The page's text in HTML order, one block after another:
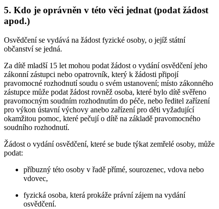
5. Kdo je oprávněn v této věci jednat (podat žádost
apod.)
Osvědčení se vydává na žádost fyzické osoby, o jejíž státní
občanství se jedná.
Za dítě mladší 15 let mohou podat žádost o vydání osvědčení jeho
zákonní zástupci nebo opatrovník, který k žádosti připojí
pravomocné rozhodnutí soudu o svém ustanovení; místo zákonného
zástupce může podat žádost rovněž osoba, které bylo dítě svěřeno
pravomocným soudním rozhodnutím do péče, nebo ředitel zařízení
pro výkon ústavní výchovy anebo zařízení pro děti vyžadující
okamžitou pomoc, které pečují o dítě na základě pravomocného
soudního rozhodnutí.
Žádost o vydání osvědčení, které se bude týkat zemřelé osoby, může
podat:
příbuzný této osoby v řadě přímé, sourozenec, vdova nebo
vdovec,
fyzická osoba, která prokáže právní zájem na vydání
osvědčení.